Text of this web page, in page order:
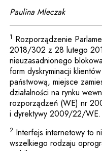
Paulina Mleczak
1 Rozporządzenie
2018/302 z 28 lutego
nieuzasadnionego
form dyskryminacji
państwową, miejsce
działalności na rynku
rozporządzeń (WE) nr
i dyrektywy 2009/22/WE.
2 Interfejs internetowy to
wszelkiego rodzaju